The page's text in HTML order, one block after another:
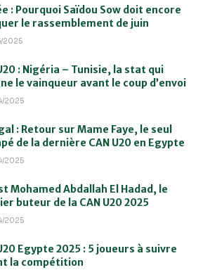
: Pourquoi Saïdou Sow doit encore
le rassemblement de juin
2025
: Nigéria – Tunisie, la stat qui
le vainqueur avant le coup d’envoi
2025
: Retour sur Mame Faye, le seul
de la dernière CAN U20 en Egypte
2025
Mohamed Abdallah El Hadad, le
buteur de la CAN U20 2025
2025
Egypte 2025 : 5 joueurs à suivre
la compétition